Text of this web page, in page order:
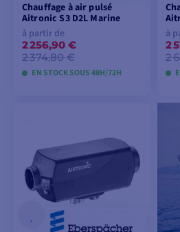
Chauffage à air pulsé
Aitronic S3 D2L Marine
à partir de
2 256,90 €
2 374,80 €
EN STOCK SOUS 48H/72H
à
2
2